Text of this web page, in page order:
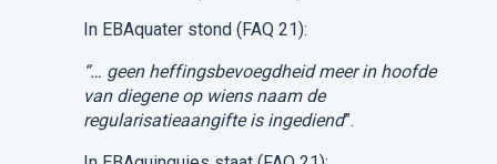
In EBAquater stond (FAQ 21):
“… geen heffingsbevoegdheid meer in hoofde
van diegene op wiens naam de
regularisatieaangifte is ingediend”.